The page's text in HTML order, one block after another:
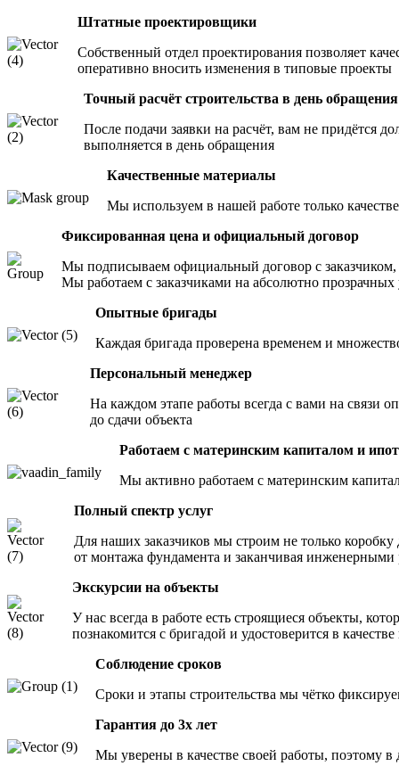
Штатные проектировщики
Собственный отдел проектирования позволяет
оперативно вносить изменения в типовые проекты
Точный расчёт строительства в день обращения
После подачи заявки на расчёт, вам не придётся
выполняется в день обращения
Качественные материалы
Мы используем в нашей работе только
Фиксированная цена и официальный договор
Мы подписываем официальный договор с
Мы работаем с заказчиками на абсолютно прозрачных
Опытные бригады
Каждая бригада проверена временем и
Персональный менеджер
На каждом этапе работы всегда с вами на связи
до сдачи объекта
Работаем с материнским капиталом и
Мы активно работаем с материнским
Полный спектр услуг
Для наших заказчиков мы строим не только
от монтажа фундамента и заканчивая инженерными
Экскурсии на объекты
У нас всегда в работе есть строящиеся объекты,
познакомится с бригадой и удостоверится в
Соблюдение сроков
Сроки и этапы строительства мы чётко
Гарантия до 3х лет
Мы уверены в качестве своей работы, поэтому